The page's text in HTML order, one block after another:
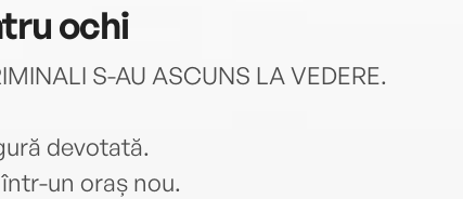
ochi
S-AU ASCUNS LA VEDERE.
devotată.
un oraș nou.